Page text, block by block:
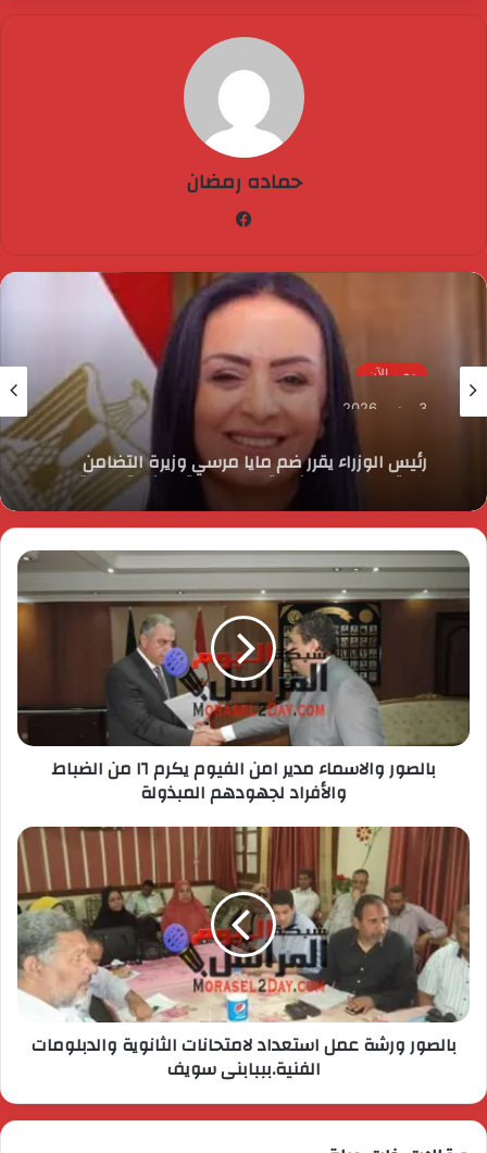
حماده رمضان
مصر الآن
رئيس الوزراء يقرر ضم مايا مرسي وزيرة التضامن
الاجتماعي إلى عضوية المجموعة الوزارية لريادة
الأعمال
بالصور والاسماء مدير امن الفيوم يكرم ١٦ من الضباط
والأفراد لجهودهم المبذولة
بالصور ورشة عمل استعداد لامتحانات الثانوية والدبلومات
الفنية.بببابنى سويف